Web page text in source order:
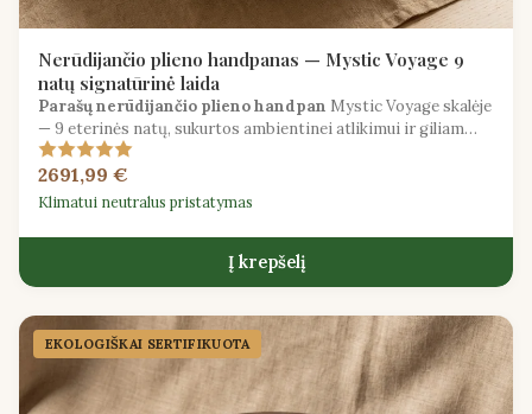
Nerūdijančio plieno handpanas — Mystic Voyage 9
natų signatūrinė laida
Parašų nerūdijančio plieno handpan Mystic Voyage skalėje
— 9 eterinės natų, sukurtos ambientinei atlikimui ir giliam
garso gydymui.
2691,99 €
Klimatui neutralus pristatymas
Į krepšelį
EKOLOGIŠKAI SERTIFIKUOTA